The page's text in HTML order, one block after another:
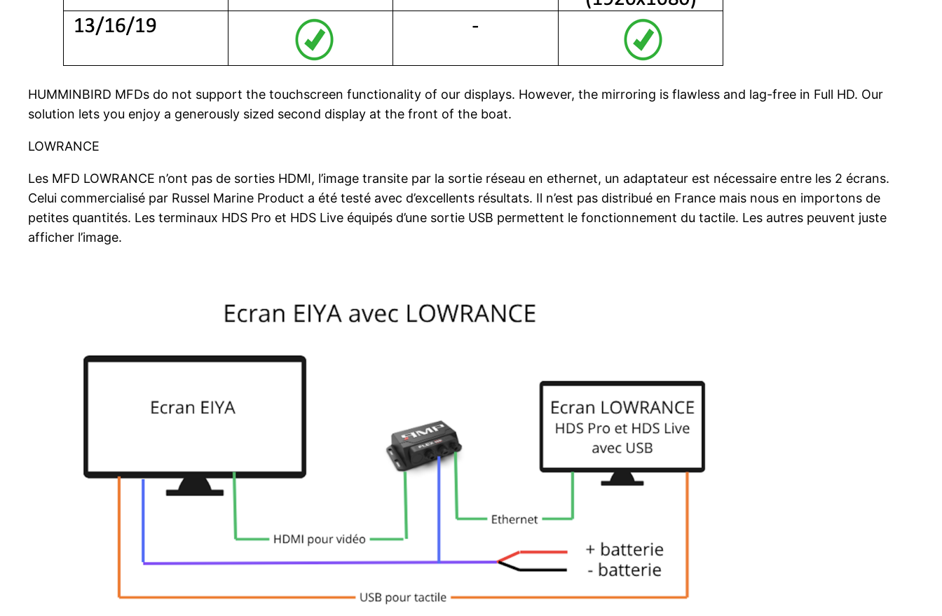
HUMMINBIRD MFDs do not support the touchscreen functionality of our displays. However, the mirroring is flawless and lag-free in Full HD. Our
solution lets you enjoy a generously sized second display at the front of the boat.
LOWRANCE
Les MFD LOWRANCE n’ont pas de sorties HDMI, l’image transite par la sortie réseau en ethernet, un adaptateur est nécessaire entre les 2 écrans.
Celui commercialisé par Russel Marine Product a été testé avec d’excellents résultats. Il n’est pas distribué en France mais nous en importons de
petites quantités. Les terminaux HDS Pro et HDS Live équipés d’une sortie USB permettent le fonctionnement du tactile. Les autres peuvent juste
afficher l’image.